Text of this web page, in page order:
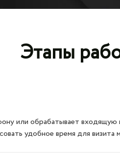
Этапы
или обрабатывает
удобное время для визита